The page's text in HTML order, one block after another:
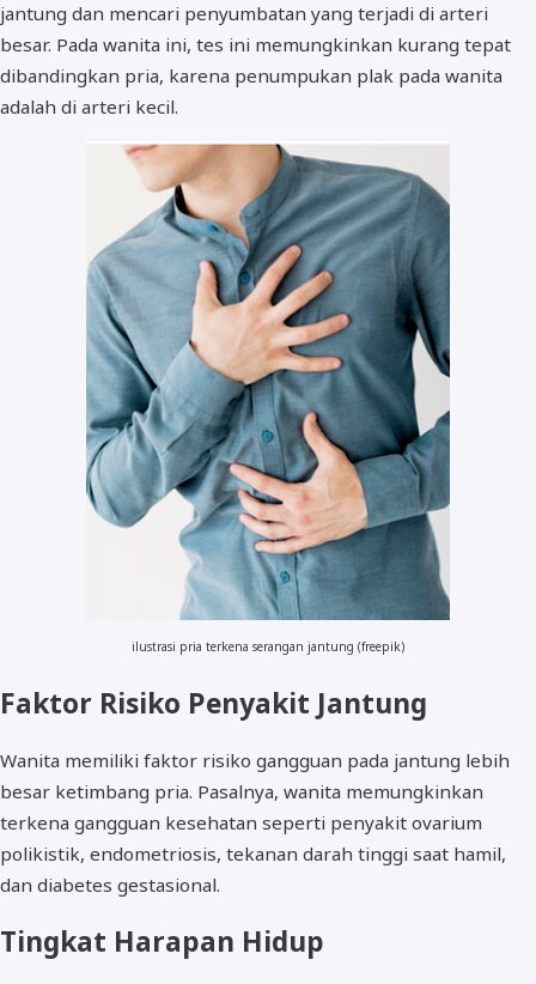
jantung dan mencari penyumbatan yang terjadi di arteri
besar. Pada wanita ini, tes ini memungkinkan kurang tepat
dibandingkan pria, karena penumpukan plak pada wanita
adalah di arteri kecil.
ilustrasi pria terkena serangan jantung (freepik)
Faktor Risiko Penyakit Jantung
Wanita memiliki faktor risiko gangguan pada jantung lebih
besar ketimbang pria. Pasalnya, wanita memungkinkan
terkena gangguan kesehatan seperti penyakit ovarium
polikistik, endometriosis, tekanan darah tinggi saat hamil,
dan diabetes gestasional.
Tingkat Harapan Hidup